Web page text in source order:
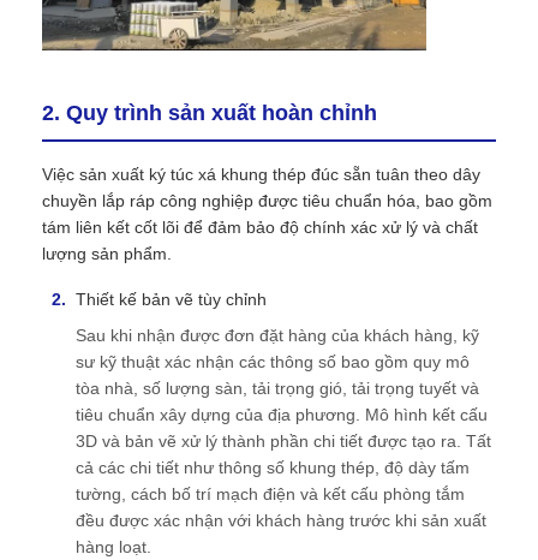
2. Quy trình sản xuất hoàn chỉnh
Việc sản xuất ký túc xá khung thép đúc sẵn tuân theo dây
chuyền lắp ráp công nghiệp được tiêu chuẩn hóa, bao gồm
tám liên kết cốt lõi để đảm bảo độ chính xác xử lý và chất
lượng sản phẩm.
Thiết kế bản vẽ tùy chỉnh
Sau khi nhận được đơn đặt hàng của khách hàng, kỹ
sư kỹ thuật xác nhận các thông số bao gồm quy mô
tòa nhà, số lượng sàn, tải trọng gió, tải trọng tuyết và
tiêu chuẩn xây dựng của địa phương. Mô hình kết cấu
3D và bản vẽ xử lý thành phần chi tiết được tạo ra. Tất
cả các chi tiết như thông số khung thép, độ dày tấm
tường, cách bố trí mạch điện và kết cấu phòng tắm
đều được xác nhận với khách hàng trước khi sản xuất
hàng loạt.